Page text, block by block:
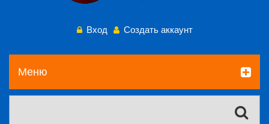
Вход Создать аккаунт
Меню